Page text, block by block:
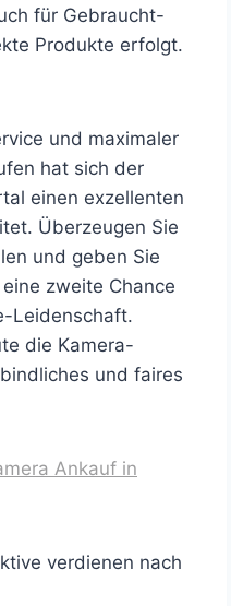
für Gebraucht-
Produkte erfolgt.
und maximaler
hat sich der
einen exzellenten
Überzeugen Sie
und geben Sie
zweite Chance
Leidenschaft.
die Kamera-
und faires
Ankauf in
verdienen nach